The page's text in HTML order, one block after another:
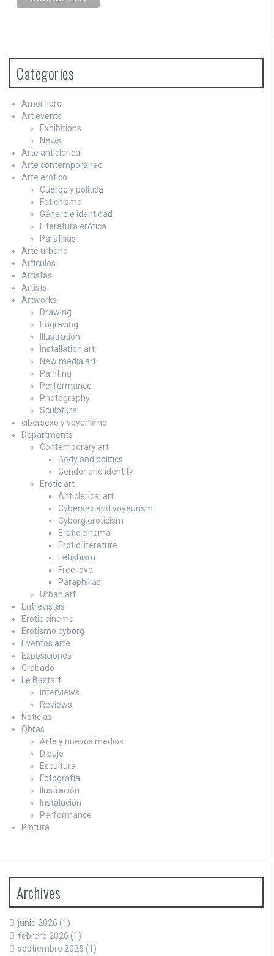
Categories
Amor libre
Art events
Exhibitions
News
Arte anticlerical
Arte contemporaneo
Arte erótico
Cuerpo y política
Fetichismo
Género e identidad
Literatura erótica
Parafilias
Arte urbano
Artículos
Artistas
Artists
Artworks
Drawing
Engraving
Illustration
Installation art
New media art
Painting
Performance
Photography
Sculpture
cibersexo y voyerismo
Departments
Contemporary art
Body and politics
Gender and identity
Erotic art
Anticlerical art
Cybersex and voyeurism
Cyborg eroticism
Erotic cinema
Erotic literature
Fetishism
Free love
Paraphilias
Urban art
Entrevistas
Erotic cinema
Erotismo cyborg
Eventos arte
Exposiciones
Grabado
Le Bastart
Interviews
Reviews
Noticias
Obras
Arte y nuevos medios
Dibujo
Escultura
Fotografía
Ilustración
Instalación
Performance
Pintura
Archives
junio 2026 (1)
febrero 2026 (1)
septiembre 2025 (1)